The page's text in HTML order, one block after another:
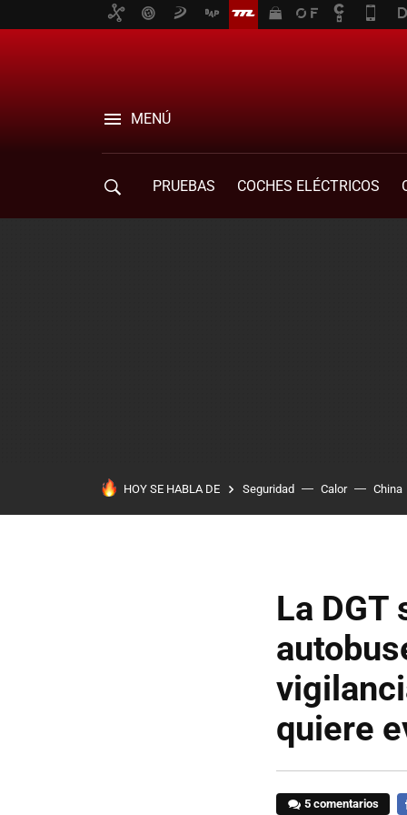
MENÚ
PRUEBAS COCHES ELÉCTRICOS
HOY SE HABLA DE Seguridad Calor China
La DGT
quiere
5 comentarios